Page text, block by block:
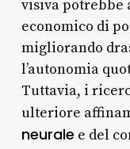
visiva potrebbe
economico di
migliorando
l’autonomia
Tuttavia, i
ulteriore
neurale e del